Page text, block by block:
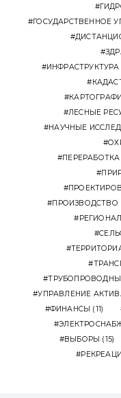
ГОСУДАРСТВЕННОЕ
ЛЕСНЫЕ
НАУЧНЫЕ
ПРОИЗВОДСТВО
УПРАВЛЕНИЕ
ФИНАНСЫ (11)
ВЫБОРЫ (15)